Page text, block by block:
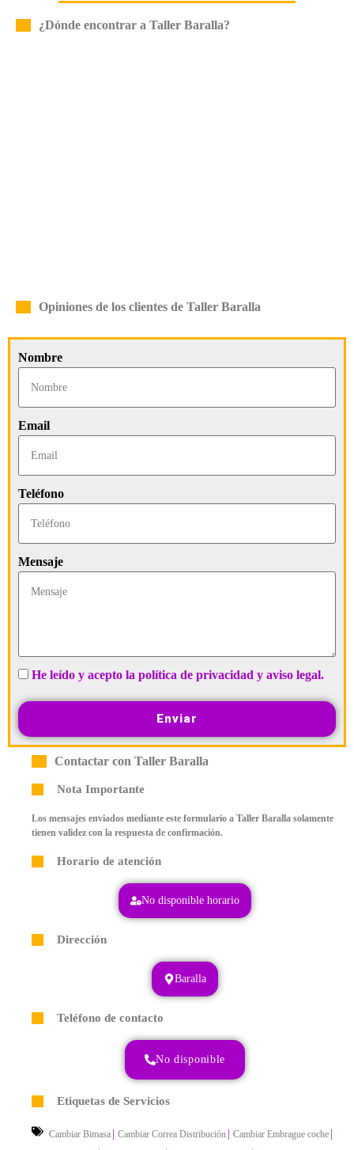
¿Dónde encontrar a Taller Baralla?
Opiniones de los clientes de Taller Baralla
Nombre
Email
Teléfono
Mensaje
He leído y acepto la política de privacidad y aviso legal.
Enviar
Contactar con Taller Baralla
Nota Importante
Los mensajes enviados mediante este formulario a Taller Baralla solamente
tienen validez con la respuesta de confirmación.
Horario de atención
No disponible horario
Dirección
Baralla
Teléfono de contacto
No disponible
Etiquetas de Servicios
Cambiar Bimasa Cambiar Correa Distribución Cambiar Embrague coche